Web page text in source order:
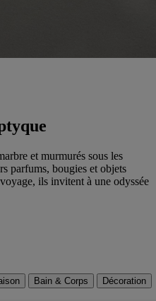
et murmurés sous les
parfums, bougies et objets
ils invitent à une odyssée
Bain & Corps Décoration